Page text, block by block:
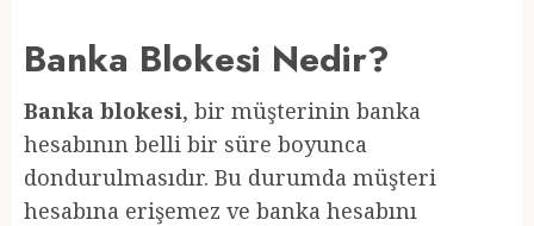
Banka Blokesi Nedir?
Banka blokesi, bir müşterinin banka
hesabının belli bir süre boyunca
dondurulmasıdır. Bu durumda müşteri
hesabına erişemez ve banka hesabını